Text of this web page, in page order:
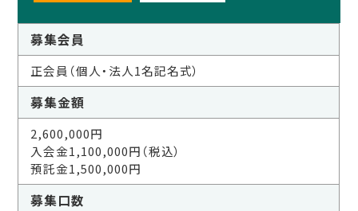
募集会員
正会員（個人・法人1名記名式）
募集金額
2,600,000円
入会金1,100,000円（税込）
預託金1,500,000円
募集口数